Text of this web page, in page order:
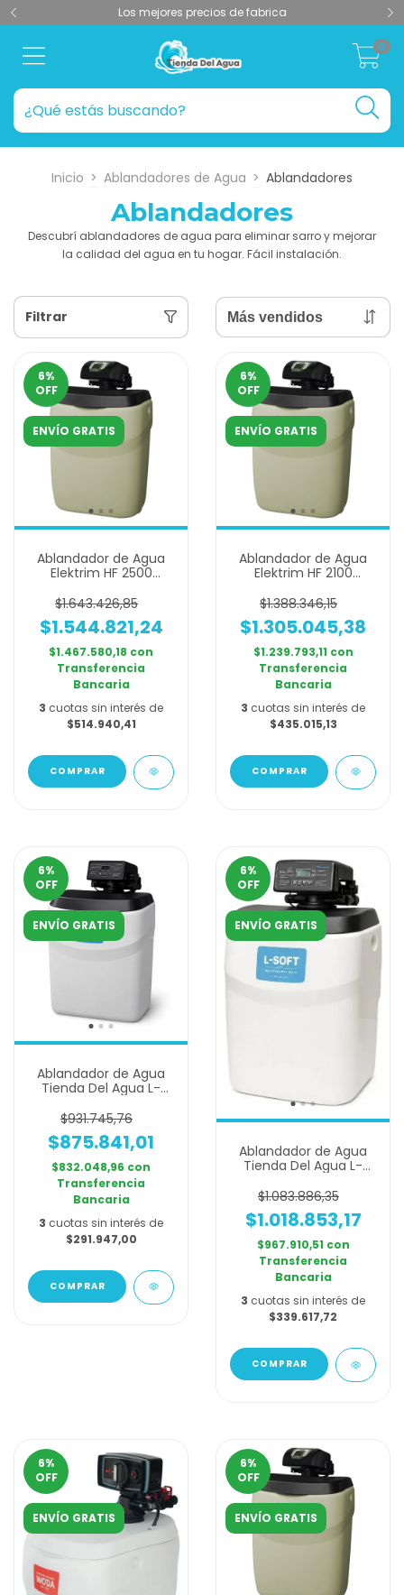
Los mejores precios de fabrica
0
Inicio > Ablandadores de Agua > Ablandadores
Ablandadores
Descubrí ablandadores de agua para eliminar sarro y mejorar
la calidad del agua en tu hogar. Fácil instalación.
Filtrar
6%
OFF
ENVÍO GRATIS
Ablandador de Agua
Elektrim HF 2500
Dureza
$1.643.426,85
$1.544.821,24
$1.467.580,18 con
Transferencia
Bancaria
3 cuotas sin interés de
$514.940,41
6%
OFF
ENVÍO GRATIS
Ablandador de Agua
Elektrim HF 2100
Agua Dura
$1.388.346,15
$1.305.045,38
$1.239.793,11 con
Transferencia
Bancaria
3 cuotas sin interés de
$435.015,13
6%
OFF
ENVÍO GRATIS
Ablandador de Agua
Tienda Del Agua L-
- Para Agua Dura
$931.745,76
$875.841,01
$832.048,96 con
Transferencia
Bancaria
3 cuotas sin interés de
$291.947,00
6%
OFF
ENVÍO GRATIS
Ablandador de Agua
Tienda Del Agua L-
Para Agua Dura
$1.083.886,35
$1.018.853,17
$967.910,51 con
Transferencia
Bancaria
3 cuotas sin interés de
$339.617,72
6%
OFF
ENVÍO GRATIS
6%
OFF
ENVÍO GRATIS